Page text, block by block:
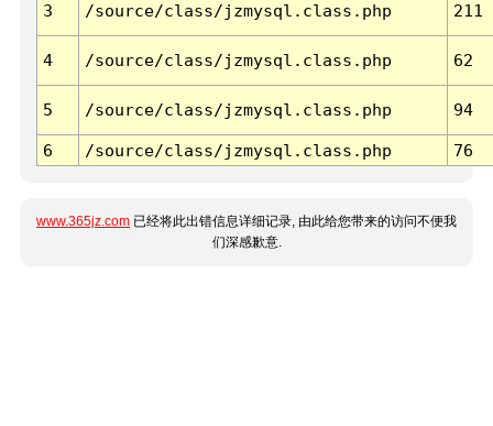
3 /source/class/jzmysql.class.php 211
4 /source/class/jzmysql.class.php 62
5 /source/class/jzmysql.class.php 94
6 /source/class/jzmysql.class.php 76
www.365jz.com 已经将此出错信息详细记录, 由此给您带来的访问不便我
们深感歉意.